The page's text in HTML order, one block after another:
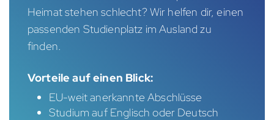
Heimat stehen schlecht? Wir helfen dir, einen
passenden Studienplatz im Ausland zu
finden.
Vorteile auf einen Blick:
EU-weit anerkannte Abschlüsse
Studium auf Englisch oder Deutsch